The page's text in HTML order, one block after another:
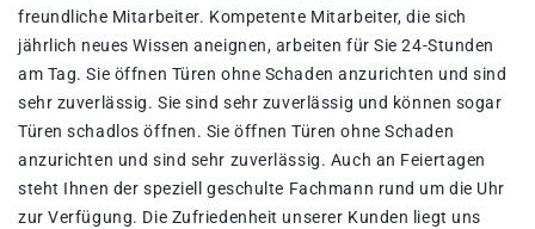
freundliche Mitarbeiter. Kompetente Mitarbeiter, die sich
jährlich neues Wissen aneignen, arbeiten für Sie 24-Stunden
am Tag. Sie öffnen Türen ohne Schaden anzurichten und sind
sehr zuverlässig. Sie sind sehr zuverlässig und können sogar
Türen schadlos öffnen. Sie öffnen Türen ohne Schaden
anzurichten und sind sehr zuverlässig. Auch an Feiertagen
steht Ihnen der speziell geschulte Fachmann rund um die Uhr
zur Verfügung. Die Zufriedenheit unserer Kunden liegt uns